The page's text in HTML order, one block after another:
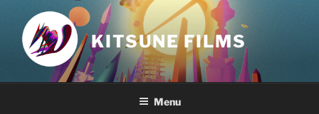
KITSUNE FILMS
Menu